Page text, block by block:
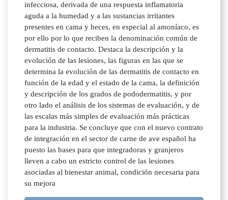
infecciosa, derivada de una respuesta inflamatoria
aguda a la humedad y a las sustancias irritantes
presentes en cama y heces, en especial al amoníaco, es
por ello por lo que reciben la denominación común de
dermatitis de contacto. Destaca la descripción y la
evolución de las lesiones, las figuras en las que se
determina la evolución de las dermatitis de contacto en
función de la edad y el estado de la cama, la definición
y descripción de los grados de pododermatitis, y por
otro lado el análisis de los sistemas de evaluación, y de
las escalas más simples de evaluación más prácticas
para la industria. Se concluye que con el nuevo contrato
de integración en el sector de carne de ave español ha
puesto las bases para que integradoras y granjeros
lleven a cabo un estricto control de las lesiones
asociadas al bienestar animal, condición necesaria para
su mejora